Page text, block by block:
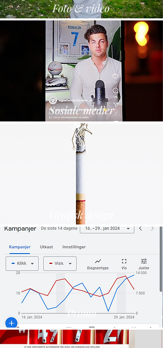
Foto & video
Sosiale medier
Grafisk design
Promo